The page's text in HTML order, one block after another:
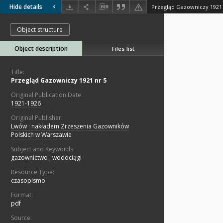
Hide details Przegląd Gazowniczy
Object structure
Object description Files list
Title:
Przegląd Gazowniczy 1921 nr 5
Original Publication Date:
1921-1926
Original Publisher:
Lwów : nakładem Zrzeszenia Gazowników
Polskich w Warszawie
Subject and Keywords:
gazownictwo ; wodociągi
Resource Type:
czasopismo
Format:
pdf
Source: